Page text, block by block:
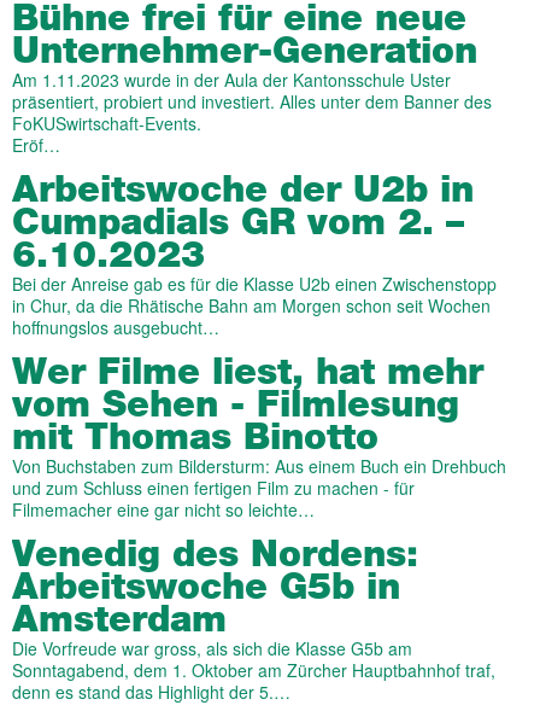
Bühne frei für eine neue
Unternehmer-Generation
Am 1.11.2023 wurde in der Aula der Kantonsschule Uster
präsentiert, probiert und investiert. Alles unter dem Banner des
FoKUSwirtschaft-Events.
Eröf…
Arbeitswoche der U2b in
Cumpadials GR vom 2. –
6.10.2023
Bei der Anreise gab es für die Klasse U2b einen Zwischenstopp
in Chur, da die Rhätische Bahn am Morgen schon seit Wochen
hoffnungslos ausgebucht…
Wer Filme liest, hat mehr
vom Sehen - Filmlesung
mit Thomas Binotto
Von Buchstaben zum Bildersturm: Aus einem Buch ein Drehbuch
und zum Schluss einen fertigen Film zu machen - für
Filmemacher eine gar nicht so leichte…
Venedig des Nordens:
Arbeitswoche G5b in
Amsterdam
Die Vorfreude war gross, als sich die Klasse G5b am
Sonntagabend, dem 1. Oktober am Zürcher Hauptbahnhof traf,
denn es stand das Highlight der 5.…